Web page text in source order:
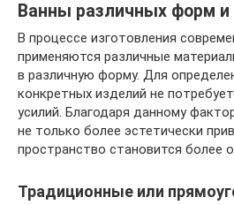
Ванны различных форм и
В процессе изготовления
применяются различные
в различную форму. Для
конкретных изделий не
усилий. Благодаря данному
не только более эстетически
пространство становится более
Традиционные или